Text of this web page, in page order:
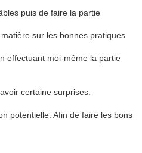
puis de faire la partie
sur les bonnes pratiques
effectuant moi-même la partie
certaine surprises.
potentielle. Afin de faire les bons